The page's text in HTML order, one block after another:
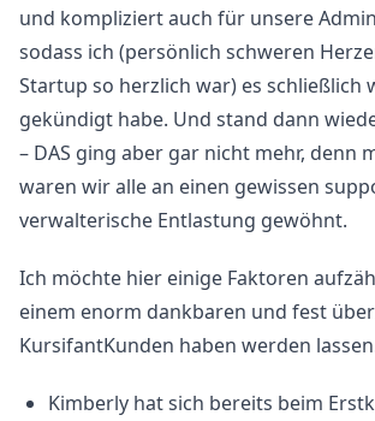
und kompliziert auch für unsere
sodass ich (persönlich schweren
Startup so herzlich war) es schließlich
gekündigt habe. Und stand dann
– DAS ging aber gar nicht mehr, denn
waren wir alle an einen gewissen
verwalterische Entlastung gewöhnt.
Ich möchte hier einige Faktoren
einem enorm dankbaren und fest
KursifantKunden haben werden
Kimberly hat sich bereits beim